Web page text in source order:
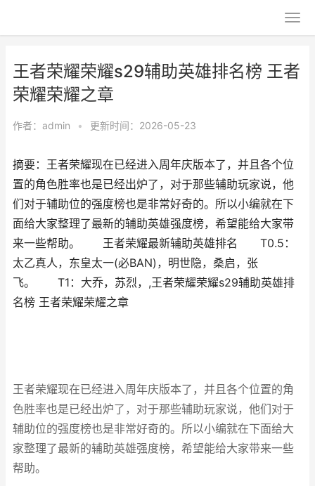
王者荣耀荣耀s29辅助英雄排名榜 王者
荣耀荣耀之章
作者： admin • 更新时间：2026-05-23
摘要：王者荣耀现在已经进入周年庆版本了，并且各个位
置的角色胜率也是已经出炉了，对于那些辅助玩家说，他
们对于辅助位的强度榜也是非常好奇的。所以小编就在下
面给大家整理了最新的辅助英雄强度榜，希望能给大家带
来一些帮助。 王者荣耀最新辅助英雄排名 T0.5：
太乙真人，东皇太一(必BAN)，明世隐，桑启，张
飞。 T1：大乔，苏烈，,王者荣耀荣耀s29辅助英雄排
名榜 王者荣耀荣耀之章
王者荣耀现在已经进入周年庆版本了，并且各个位置的角
色胜率也是已经出炉了，对于那些辅助玩家说，他们对于
辅助位的强度榜也是非常好奇的。所以小编就在下面给大
家整理了最新的辅助英雄强度榜，希望能给大家带来一些
帮助。